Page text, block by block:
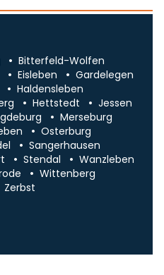
Bitterfeld-Wolfen
Eisleben
Gardelegen
Haldensleben
Hettstedt
Jessen
Merseburg
Osterburg
Sangerhausen
Stendal
Wanzleben
Wittenberg
Zerbst